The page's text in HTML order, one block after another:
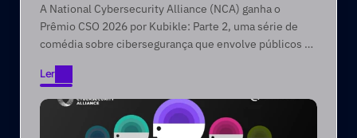
CSO da Foundry
A National Cybersecurity Alliance (NCA) ganha o
Prêmio CSO 2026 por Kubikle: Parte 2, uma série de
comédia sobre cibersegurança que envolve públicos de
entretenimento.
Ler
Ler